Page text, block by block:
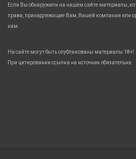
Если Вы обнаружили на нашем сайте материалы,
права, принадлежащие Вам, Вашей компании или
нам.
На сайте могут быть опубликованы материалы 18+!
При цитировании ссылка на источник обязательна.